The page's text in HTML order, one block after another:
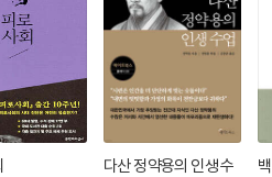
다산 정약용의 인생 수